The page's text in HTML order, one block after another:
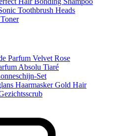
Toothbrush Heads
Parfum Velvet Rose
Absolu Tiaré
Set
Haarmasker Gold Hair